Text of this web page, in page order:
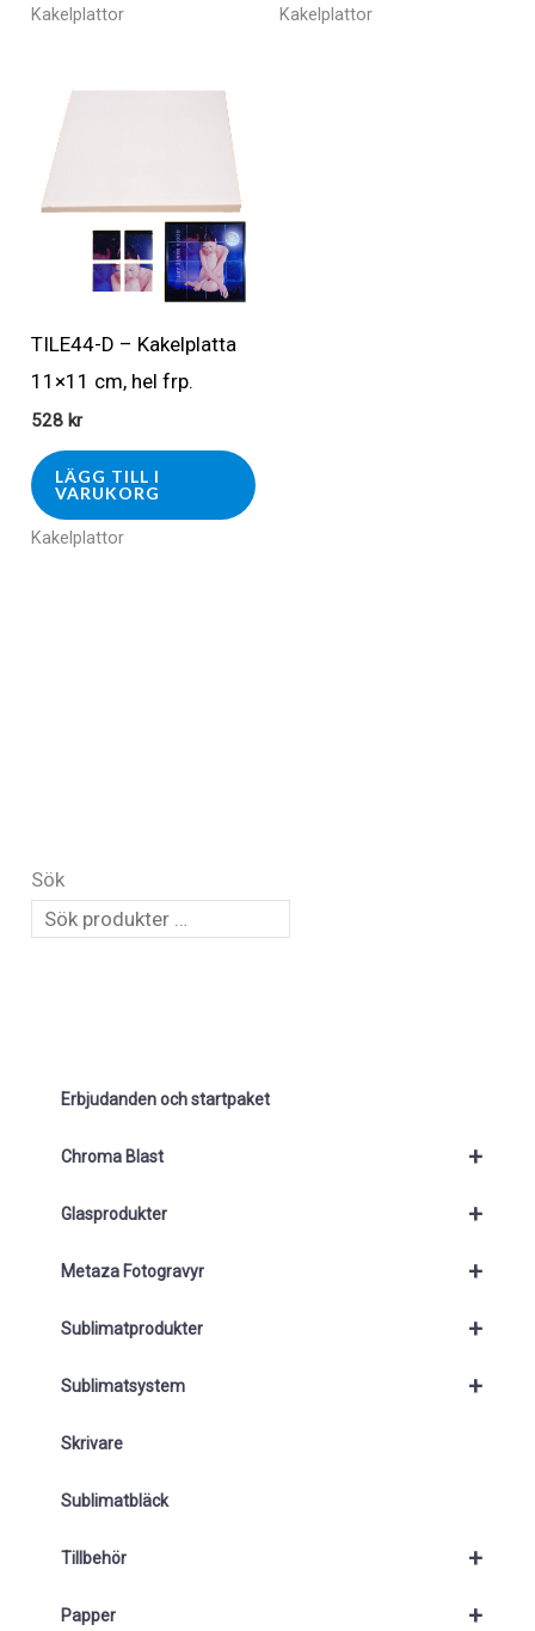
Kakelplattor Kakelplattor
TILE44-D – Kakelplatta
11×11 cm, hel frp.
528 kr
LÄGG TILL I
VARUKORG
Kakelplattor
Sök
Erbjudanden och startpaket
+
Chroma Blast
+
Glasprodukter
+
Metaza Fotogravyr
+
Sublimatprodukter
+
Sublimatsystem
Skrivare
Sublimatbläck
+
Tillbehör
+
Papper